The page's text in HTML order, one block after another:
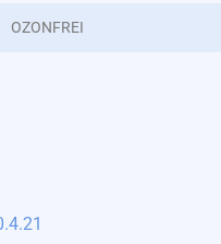
OZONFREI